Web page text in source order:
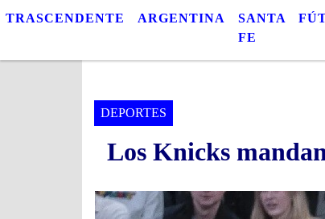
TRASCENDENTE ARGENTINA
SANTA
FE
DEPORTES
Los Knicks